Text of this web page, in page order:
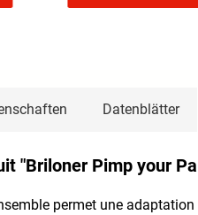
Datenblätter
"Briloner Pimp your
permet une